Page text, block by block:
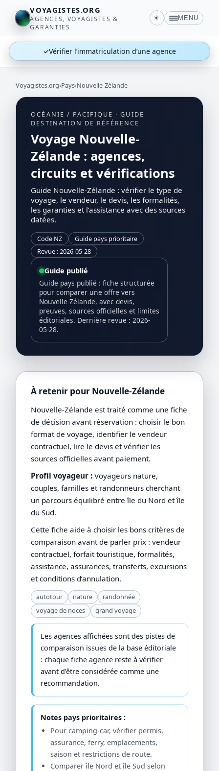
VOYAGISTES.ORG
AGENCES, VOYAGISTES &
GARANTIES
☀️ MENU
✓Vérifier l’immatriculation d’une agence
Voyagistes.org›Pays›Nouvelle-Zélande
OCÉANIE / PACIFIQUE · GUIDE
DESTINATION DE RÉFÉRENCE
Voyage Nouvelle-
Zélande : agences,
circuits et vérifications
Guide Nouvelle-Zélande : vérifier le type de
voyage, le vendeur, le devis, les formalités,
les garanties et l’assistance avec des sources
datées.
Code NZ
Guide pays prioritaire
Revue : 2026-05-28
Guide publié
Guide pays publié : fiche structurée
pour comparer une offre vers
Nouvelle-Zélande, avec devis,
preuves, sources officielles et limites
éditoriales. Dernière revue : 2026-
05-28.
À retenir pour Nouvelle-Zélande
Nouvelle-Zélande est traité comme une fiche
de décision avant réservation : choisir le bon
format de voyage, identifier le vendeur
contractuel, lire le devis et vérifier les
sources officielles avant paiement.
Profil voyageur : Voyageurs nature,
couples, familles et randonneurs cherchant
un parcours équilibré entre île du Nord et île
du Sud.
Cette fiche aide à choisir les bons critères de
comparaison avant de parler prix : vendeur
contractuel, forfait touristique, formalités,
assistance, assurances, transferts, excursions
et conditions d’annulation.
autotour nature
randonnée
voyage de noces
grand voyage
Les agences affichées sont des pistes de
comparaison issues de la base éditoriale
: chaque fiche agence reste à vérifier
avant d’être considérée comme une
recommandation.
Notes pays prioritaires :
Pour camping-car, vérifier permis,
assurance, ferry, emplacements,
saison et restrictions de route.
Comparer île Nord et île Sud selon